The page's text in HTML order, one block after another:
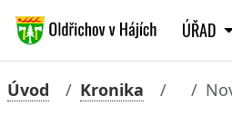
ÚŘAD
Úvod Kronika